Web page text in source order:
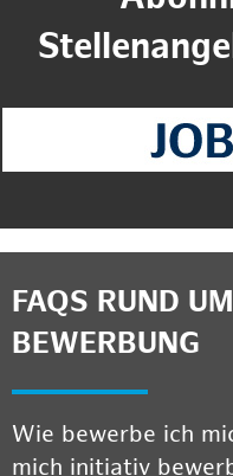
FAQS RUND
BEWERBUNG
Wie bewerbe ich
mich initiativ